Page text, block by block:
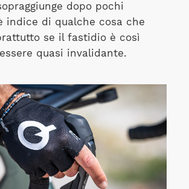
dopo pochi
indice di qualche cosa che
se il fastidio è così
quasi invalidante.